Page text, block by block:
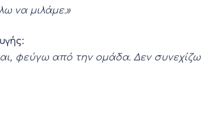
να μιλάμε.»
φεύγω από την ομάδα. Δεν συνεχίζω